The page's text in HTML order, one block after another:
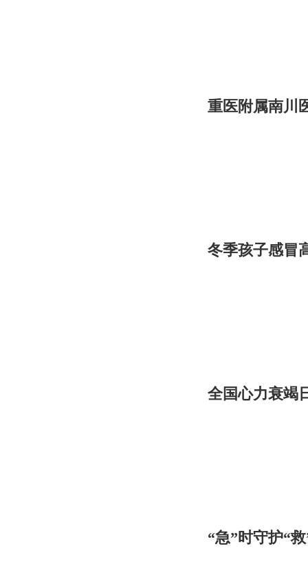
重医附属南川
冬季孩子感冒
全国心力衰竭
“急”时守护“